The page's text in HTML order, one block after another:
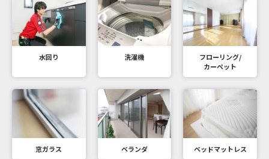
水回り 洗濯機
フローリング/
カーペット
窓ガラス ベランダ ベッドマットレス